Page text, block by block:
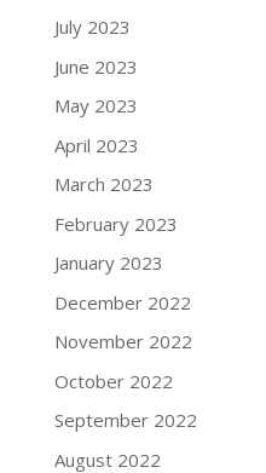
July 2023
June 2023
May 2023
April 2023
March 2023
February 2023
January 2023
December 2022
November 2022
October 2022
September 2022
August 2022